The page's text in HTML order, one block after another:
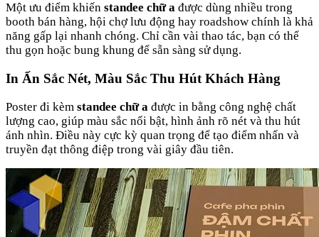
Một ưu điểm khiến standee chữ a được dùng nhiều trong
booth bán hàng, hội chợ lưu động hay roadshow chính là khả
năng gấp lại nhanh chóng. Chỉ cần vài thao tác, bạn có thể
thu gọn hoặc bung khung để sẵn sàng sử dụng.
In Ấn Sắc Nét, Màu Sắc Thu Hút Khách Hàng
Poster đi kèm standee chữ a được in bằng công nghệ chất
lượng cao, giúp màu sắc nổi bật, hình ảnh rõ nét và thu hút
ánh nhìn. Điều này cực kỳ quan trọng để tạo điểm nhấn và
truyền đạt thông điệp trong vài giây đầu tiên.